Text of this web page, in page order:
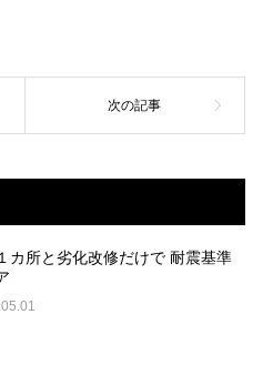
カ所と劣化改修だけで 耐震基準